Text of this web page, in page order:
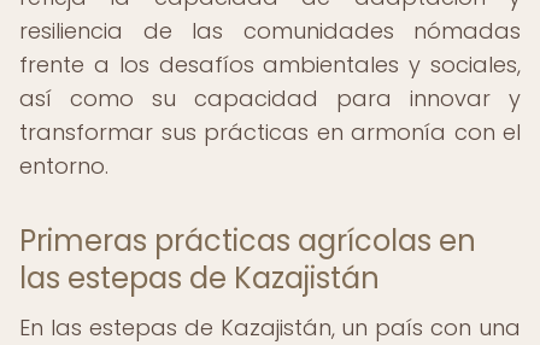
resiliencia de las comunidades nómadas
frente a los desafíos ambientales y sociales,
así como su capacidad para innovar y
transformar sus prácticas en armonía con el
entorno.
Primeras prácticas agrícolas en
las estepas de Kazajistán
En las estepas de Kazajistán, un país con una